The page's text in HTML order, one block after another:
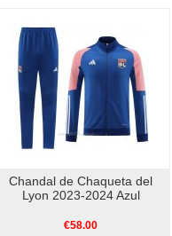
Chandal de Chaqueta del
Lyon 2023-2024 Azul
€58.00